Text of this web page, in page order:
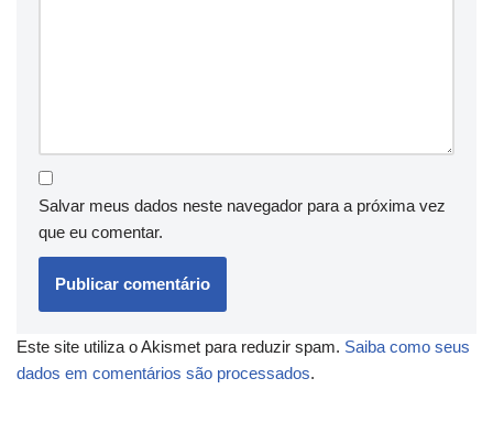
Salvar meus dados neste navegador para a próxima vez
que eu comentar.
Este site utiliza o Akismet para reduzir spam. Saiba como seus
dados em comentários são processados.